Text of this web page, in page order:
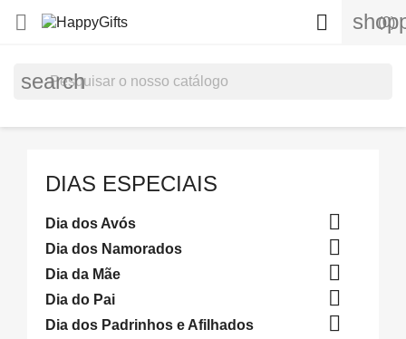
 (0)

search
DIAS ESPECIAIS
Dia dos Avós 
Dia dos Namorados 
Dia da Mãe 
Dia do Pai 
Dia dos Padrinhos e Afilhados 